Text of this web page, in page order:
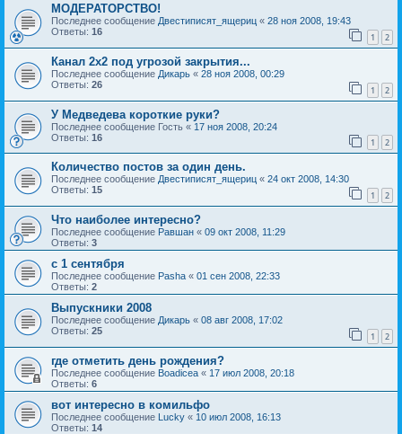
МОДЕРАТОРСТВО!
Последнее сообщение Двестиписят_ящериц « 28 ноя 2008, 19:43
Ответы: 16 1 2
Канал 2х2 под угрозой закрытия...
Последнее сообщение Дикарь « 28 ноя 2008, 00:29
Ответы: 26 1 2
У Медведева короткие руки?
Последнее сообщение Гость « 17 ноя 2008, 20:24
Ответы: 16 1 2
Количество постов за один день.
Последнее сообщение Двестиписят_ящериц « 24 окт 2008, 14:30
Ответы: 15 1 2
Что наиболее интересно?
Последнее сообщение Равшан « 09 окт 2008, 11:29
Ответы: 3
с 1 сентября
Последнее сообщение Pasha « 01 сен 2008, 22:33
Ответы: 2
Выпускники 2008
Последнее сообщение Дикарь « 08 авг 2008, 17:02
Ответы: 25 1 2
где отметить день рождения?
Последнее сообщение Boadicea « 17 июл 2008, 20:18
Ответы: 6
вот интересно в комильфо
Последнее сообщение Lucky « 10 июл 2008, 16:13
Ответы: 14